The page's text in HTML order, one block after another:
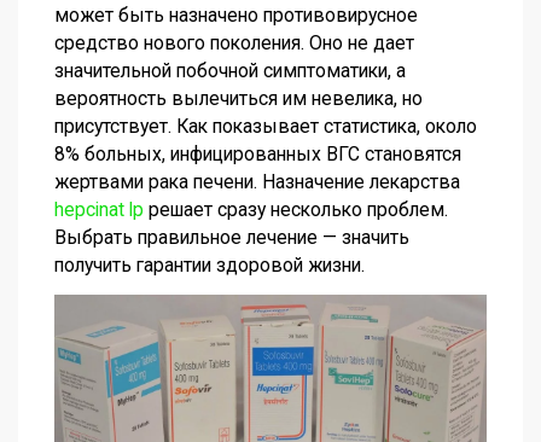
может быть назначено противовирусное
средство нового поколения. Оно не дает
значительной побочной симптоматики, а
вероятность вылечиться им невелика, но
присутствует. Как показывает статистика, около
8% больных, инфицированных ВГС становятся
жертвами рака печени. Назначение лекарства
hepcinat lp решает сразу несколько проблем.
Выбрать правильное лечение — значить
получить гарантии здоровой жизни.